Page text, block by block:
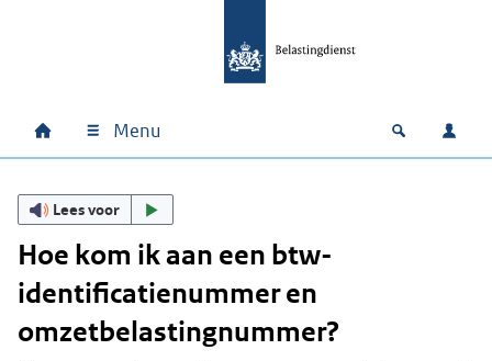
Hoofdnavigatie
Home Menu Open
Lees voor
Hoe kom ik aan een btw-
identificatienummer en
omzetbelastingnummer?